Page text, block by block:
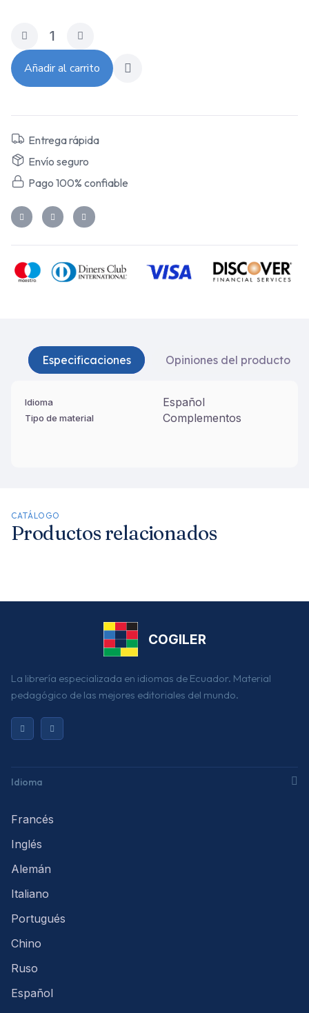
Añadir al carrito
Entrega rápida
Envío seguro
Pago 100% confiable
Especificaciones Opiniones del producto
Idioma Español
Tipo de material Complementos
CATÁLOGO
Productos relacionados
COGILER
La librería especializada en idiomas de Ecuador. Material
pedagógico de las mejores editoriales del mundo.
Idioma
Francés
Inglés
Alemán
Italiano
Portugués
Chino
Ruso
Español